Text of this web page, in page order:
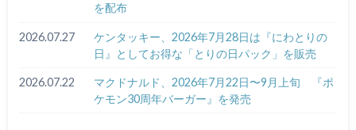
を配布
2026.07.27
ケンタッキー、2026年7月28日は『にわとりの
日』としてお得な「とりの日パック」を販売
2026.07.22
マクドナルド、2026年7月22日〜9月上旬 『ポ
ケモン30周年バーガー』を発売